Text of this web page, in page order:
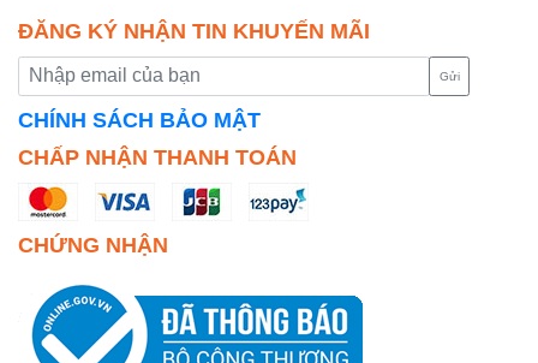
ĐĂNG KÝ NHẬN TIN KHUYẾN MÃI
Gửi
CHÍNH SÁCH BẢO MẬT
CHẤP NHẬN THANH TOÁN
CHỨNG NHẬN